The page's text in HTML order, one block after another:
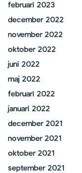
februari 2023
december 2022
november 2022
oktober 2022
juni 2022
maj 2022
februari 2022
januari 2022
december 2021
november 2021
oktober 2021
september 2021